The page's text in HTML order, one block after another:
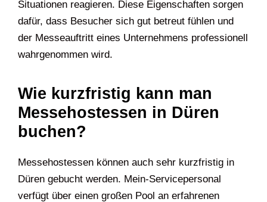
Situationen reagieren. Diese Eigenschaften sorgen
dafür, dass Besucher sich gut betreut fühlen und
der Messeauftritt eines Unternehmens professionell
wahrgenommen wird.
Wie kurzfristig kann man
Messehostessen in Düren
buchen?
Messehostessen können auch sehr kurzfristig in
Düren gebucht werden. Mein-Servicepersonal
verfügt über einen großen Pool an erfahrenen